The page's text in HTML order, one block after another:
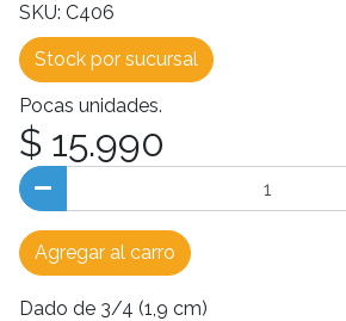
SKU: C406
Stock por sucursal
Pocas unidades.
$ 15.990
Agregar al carro
Dado de 3/4 (1,9 cm)